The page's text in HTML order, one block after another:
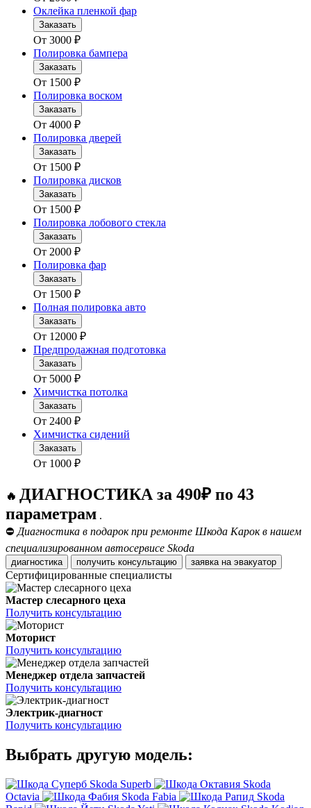
Оклейка пленкой фар
Заказать
От 3000 ₽
Полировка бампера
Заказать
От 1500 ₽
Полировка воском
Заказать
От 4000 ₽
Полировка дверей
Заказать
От 1500 ₽
Полировка дисков
Заказать
От 1500 ₽
Полировка лобового стекла
Заказать
От 2000 ₽
Полировка фар
Заказать
От 1500 ₽
Полная полировка авто
Заказать
От 12000 ₽
Предпродажная подготовка
Заказать
От 5000 ₽
Химчистка потолка
Заказать
От 2400 ₽
Химчистка сидений
Заказать
От 1000 ₽
🔥 ДИАГНОСТИКА за 490₽ по 43
параметрам .
⛔ Диагностика в подарок при ремонте Шкода Карок в нашем
специализированном автосервисе Skoda
диагностика получить консультацию заявка на эвакуатор
Сертифицированные специалисты
Мастер слесарного цеха
Получить консультацию
Моторист
Получить консультацию
Менеджер отдела запчастей
Получить консультацию
Электрик-диагност
Получить консультацию
Выбрать другую модель:
Skoda Superb
Skoda
Octavia
Skoda Fabia
Skoda